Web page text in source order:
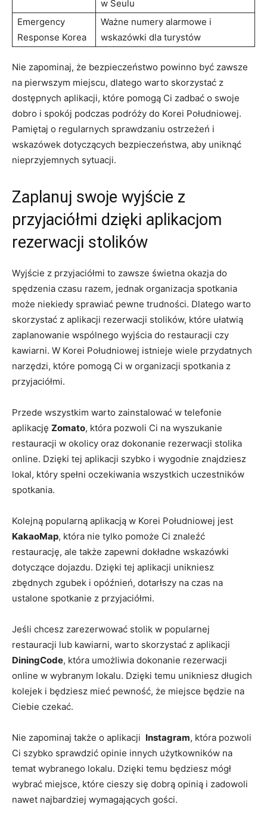
⁣w​ Seulu
Emergency
Response Korea
Ważne numery ‌alarmowe i⁤
wskazówki dla ⁣turystów
Nie ‌zapominaj, że bezpieczeństwo powinno być ⁤zawsze
na pierwszym miejscu, dlatego warto ‌skorzystać z
dostępnych aplikacji, ‍które pomogą Ci zadbać ⁢o swoje
⁢dobro i spokój‌ podczas podróży do⁣ Korei Południowej.
Pamiętaj o regularnych sprawdzaniu ostrzeżeń i ​
wskazówek dotyczących bezpieczeństwa, aby uniknąć
nieprzyjemnych sytuacji.
Zaplanuj swoje wyjście z
przyjaciółmi dzięki aplikacjom
rezerwacji stolików
Wyjście z ‌przyjaciółmi‌ to zawsze⁤ świetna okazja ⁣do
spędzenia czasu razem, jednak organizacja spotkania
może​ niekiedy sprawiać pewne ‌trudności. Dlatego⁢ warto
‌skorzystać z ⁤aplikacji rezerwacji stolików, które ułatwią
zaplanowanie wspólnego⁣ wyjścia do restauracji ⁢czy
kawiarni. W Korei Południowej istnieje wiele przydatnych
narzędzi,‌ które ⁣pomogą Ci w organizacji spotkania z
⁣przyjaciółmi.
Przede wszystkim warto ‌zainstalować w telefonie
⁢aplikację Zomato, która ⁢pozwoli​ Ci na wyszukanie
restauracji‍ w ⁤okolicy oraz⁣ dokonanie rezerwacji stolika
‌online.‍ Dzięki tej‍ aplikacji szybko i⁤ wygodnie znajdziesz
lokal, który spełni ‍oczekiwania wszystkich‍ uczestników
spotkania.
Kolejną popularną aplikacją⁢ w Korei ‌Południowej jest
KakaoMap, która nie tylko pomoże Ci znaleźć
restaurację, ale także zapewni dokładne⁤ wskazówki
dotyczące ⁣dojazdu.⁢ Dzięki⁣ tej aplikacji unikniesz
zbędnych zgubek i opóźnień, ​dotarłszy na ⁤czas na
ustalone spotkanie z ⁣przyjaciółmi.
Jeśli ⁣chcesz​ zarezerwować‌ stolik w popularnej
restauracji lub kawiarni, warto skorzystać z aplikacji
DiningCode, ⁤która⁤ umożliwia dokonanie rezerwacji
‍online w ⁤wybranym⁢ lokalu. Dzięki ​temu ⁤unikniesz długich
kolejek ‌i będziesz mieć pewność, ⁤że‍ miejsce będzie ‍na
Ciebie czekać.
Nie zapominaj także o ‍aplikacji ‌ Instagram, która pozwoli
⁤Ci szybko​ sprawdzić opinie innych użytkowników ‌na
temat wybranego lokalu. ‌Dzięki temu‌ będziesz mógł⁢
wybrać miejsce, które ‍cieszy się dobrą opinią⁤ i zadowoli
nawet najbardziej wymagających gości.